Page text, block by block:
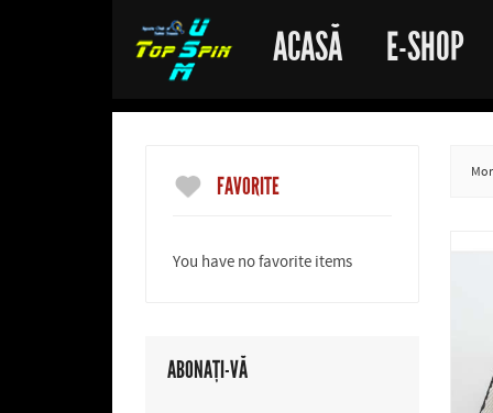
ACASĂ E-SHOP
FAVORITE
You have no favorite items
ABONAȚI-VĂ